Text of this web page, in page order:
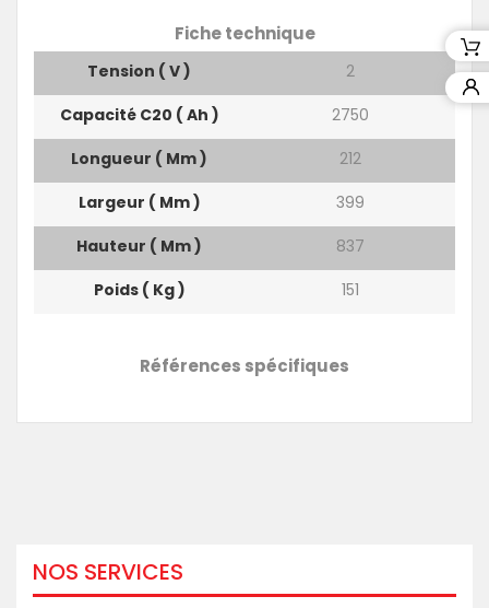
Fiche technique
Tension ( V )
2
Capacité C20 ( Ah )
2750
Longueur ( Mm )
212
Largeur ( Mm )
399
Hauteur ( Mm )
837
Poids ( Kg )
151
Références spécifiques
NOS SERVICES